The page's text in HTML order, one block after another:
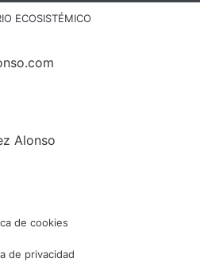
ECOSISTÉMICO
Alonso
de cookies
de privacidad